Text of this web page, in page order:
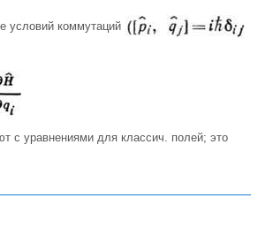
условий коммутаций
с уравнениями для классич. полей; это